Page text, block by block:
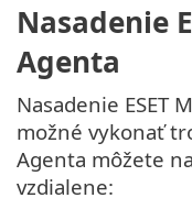
Nasadenie
Agenta
Nasadenie ESET
možné vykonať
Agenta môžete
vzdialene: